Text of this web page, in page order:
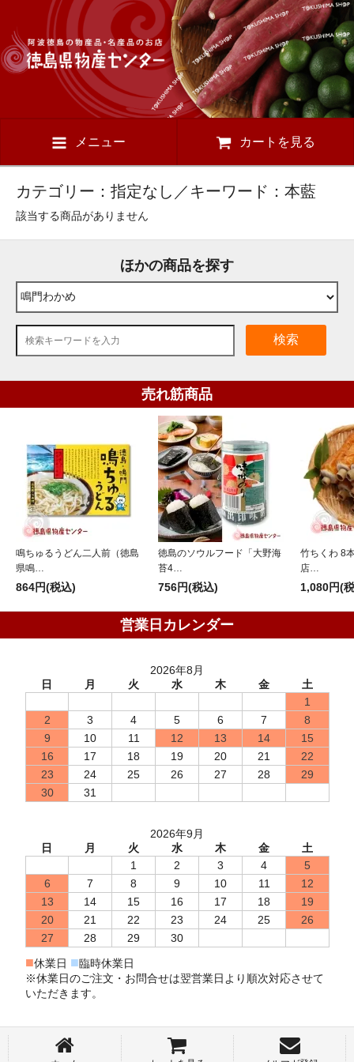
メニュー カートを見る
カテゴリー：指定なし／キーワード：本藍
該当する商品がありません
ほかの商品を探す
検索
売れ筋商品
鳴ちゅるうどん二人前（徳島
県鳴…
864円(税込)
徳島のソウルフード「大野海
苔4…
756円(税込)
竹ちくわ 8
店…
1,080円(
営業日カレンダー
2026年8月
日
月 火 水 木 金
土
1
2
3 4 5 6 7
8
9
10 11 12 13 14
15
16
17 18 19 20 21
22
23
24 25 26 27 28
29
30
31
2026年9月
日
月 火 水 木 金
土
1
2 3 4
5
6
7 8 9 10 11
12
13
14 15 16 17 18
19
20
21 22 23 24 25
26
27
28 29 30
■休業日 ■臨時休業日
※休業日のご注文・お問合せは翌営業日より順次対応させて
いただきます。